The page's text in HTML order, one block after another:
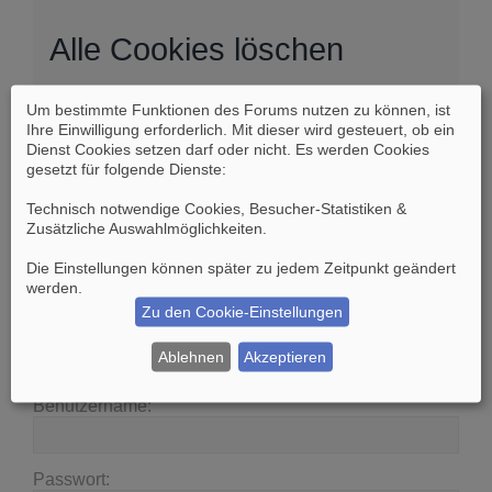
Alle Cookies löschen
Sind Sie sich sicher, dass Sie alle Cookies des
Boards löschen möchten?
SucheErweiterte Suche
Benutzername:
Passwort:
Um bestimmte Funktionen des Forums nutzen zu können, ist
Ihre Einwilligung erforderlich. Mit dieser wird gesteuert, ob ein
Dienst Cookies setzen darf oder nicht. Es werden Cookies
gesetzt für folgende Dienste:
Technisch notwendige Cookies, Besucher-Statistiken &
Zusätzliche Auswahlmöglichkeiten
Die Einstellungen können später zu jedem Zeitpunkt geändert
werden.
Zu den Cookie-Einstellungen
Ablehnen Akzeptieren